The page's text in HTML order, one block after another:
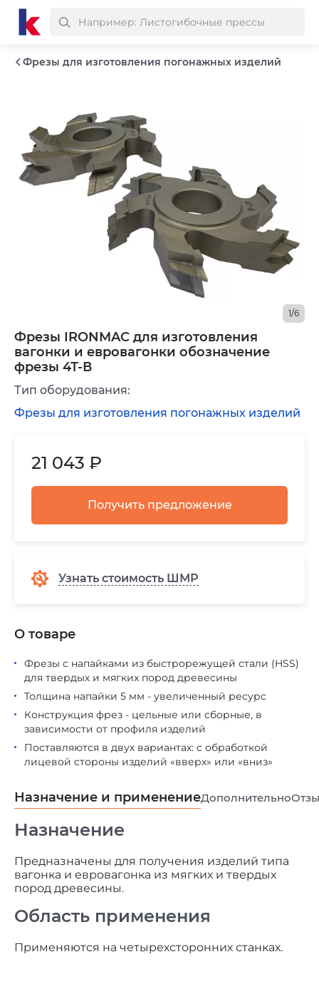
Фрезы для изготовления погонажных изделий
Фрезы IRONMAC для изготовления
вагонки и евровагонки обозначение
фрезы 4Т-В
1/6
21 043 ₽
Получить предложение
Узнать стоимость ШМР
Тип оборудования:
Фрезы для изготовления погонажных изделий
Фрезы с напайками из быстрорежущей стали (HSS)
для твердых и мягких пород древесины
Толщина напайки 5 мм - увеличенный ресурс
Конструкция фрез - цельные или сборные, в
зависимости от профиля изделий
Поставляются в двух вариантах: с обработкой
лицевой стороны изделий «вверх» или «вниз»
О товаре
Назначение и применениеДополнительно
Назначение
Предназначены для получения изделий типа
вагонка и евровагонка из мягких и твердых
пород древесины.
Область применения
Применяются на четырехсторонних станках.